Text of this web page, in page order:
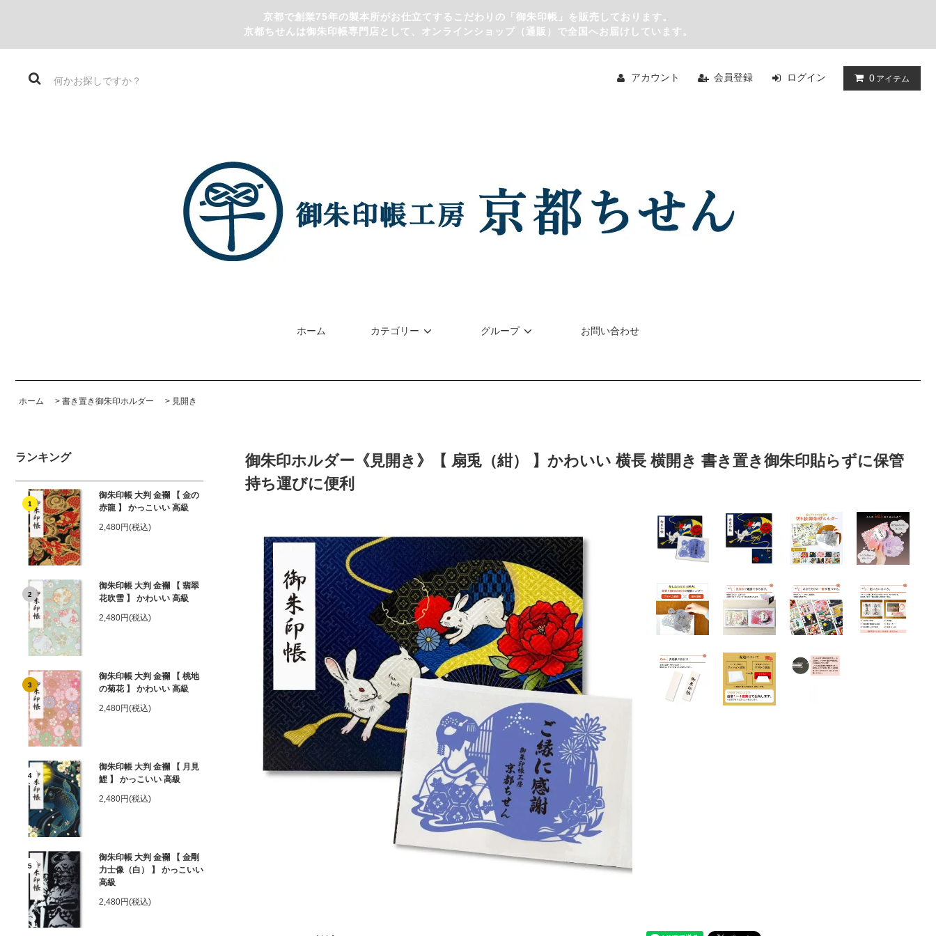
京都で創業75年の製本所がお仕立てするこだわりの「御朱印帳」を販売しております。
京都ちせんは御朱印帳専門店として、オンラインショップ（通販）で全国へお届けしています。
アカウント 会員登録 ログイン 0 アイテム
ホーム カテゴリー グループ お問い合わせ
ホーム > 書き置き御朱印ホルダー > 見開き
ランキング
1
御朱印帳 大判 金襴 【 金の
赤龍 】 かっこいい 高級
2,480円(税込)
2
御朱印帳 大判 金襴 【 翡翠
花吹雪 】 かわいい 高級
2,480円(税込)
3
御朱印帳 大判 金襴 【 桃地
の菊花 】 かわいい 高級
2,480円(税込)
4
御朱印帳 大判 金襴 【 月見
鯉 】 かっこいい 高級
2,480円(税込)
5
御朱印帳 大判 金襴 【 金剛
力士像（白） 】 かっこいい
高級
2,480円(税込)
御朱印ホルダー《見開き》【 扇兎（紺） 】かわいい 横長 横開き 書き置き御朱印貼らずに保管
持ち運びに便利